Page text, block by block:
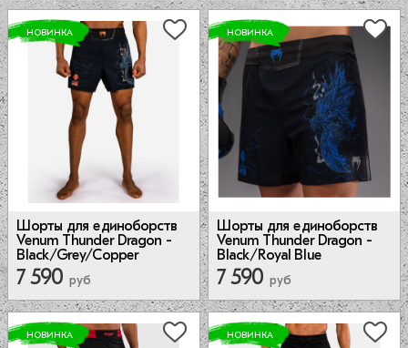
НОВИНКА
Шорты для единоборств
Venum Thunder Dragon -
Black/Grey/Copper
7 590 руб
НОВИНКА
Шорты для единоборств
Venum Thunder Dragon -
Black/Royal Blue
7 590 руб
НОВИНКА НОВИНКА